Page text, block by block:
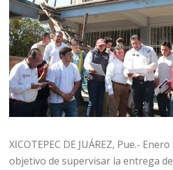
XICOTEPEC DE JUÁREZ, Pue.-
objetivo de supervisar la entrega